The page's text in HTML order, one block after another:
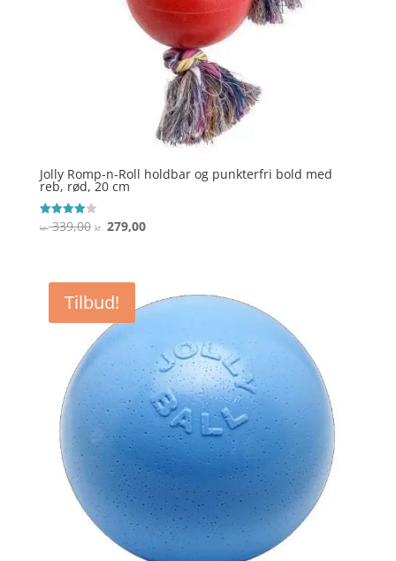
Jolly Romp-n-Roll holdbar og punkterfri bold med
reb, rød, 20 cm
Vurderet
4
kr.339,00 Den
var:
kr. 339,00.
kr.279,00Den
kr. 279,00.
Tilbud!